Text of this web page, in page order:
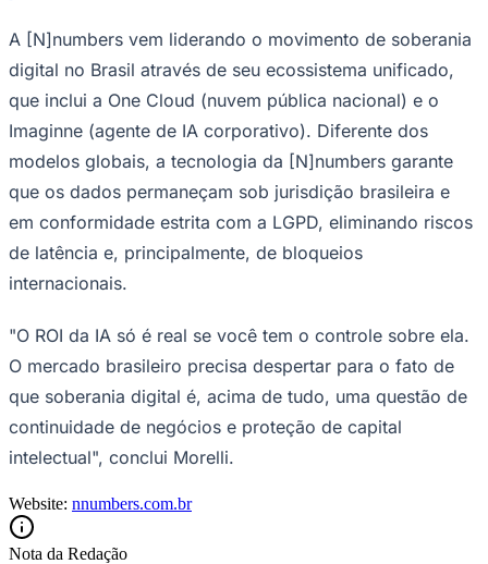
Vôlei
NBB
Competições de Futebol
Brasileirão Série A
Brasileirão Série B
Paulistão
Copa do Brasil
Libertadores
Sul-Americana
Copa América
Premier League
Bundesliga
Times - Ir direto
A [N]numbers vem liderando o movimento de soberania
digital no Brasil através de seu ecossistema unificado,
que inclui a One Cloud (nuvem pública nacional) e o
Imaginne (agente de IA corporativo). Diferente dos
modelos globais, a tecnologia da [N]numbers garante
que os dados permaneçam sob jurisdição brasileira e
em conformidade estrita com a LGPD, eliminando riscos
de latência e, principalmente, de bloqueios
internacionais.
"O ROI da IA só é real se você tem o controle sobre ela.
O mercado brasileiro precisa despertar para o fato de
que soberania digital é, acima de tudo, uma questão de
continuidade de negócios e proteção de capital
intelectual", conclui Morelli.
Website: nnumbers.com.br
Nota da Redação